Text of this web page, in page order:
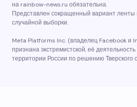
на rainbow-news.ru обязательна.
Представлен сокращенный вариант ленты
случайной выборки.
Meta Platforms Inc. (владелец Facebook и
признана экстремистской, её
территории России по решению Тверского